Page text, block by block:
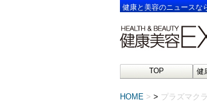
健康と美容のニュースな
TOP 健
HOME > プラズマク